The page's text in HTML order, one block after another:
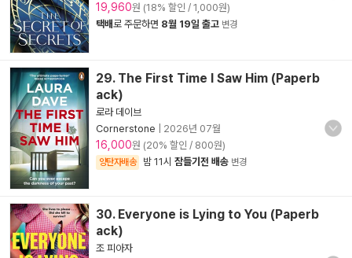
19,960원 (18% 할인 / 1,000원)
택배로 주문하면 8월 19일 출고 변경
29. The First Time I Saw Him (Paperb
ack)
로라 데이브
Cornerstone
2026년 07월
16,000원 (20% 할인 / 800원)
양탄자배송 밤 11시 잠들기전 배송 변경
30. Everyone is Lying to You (Paperb
ack)
조 피아자